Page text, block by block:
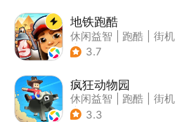
地铁跑酷
休闲益智 跑酷
街机
| 创梦天地
3.7
疯狂动物园
休闲益智 跑酷
街机
| 像素风
3.3